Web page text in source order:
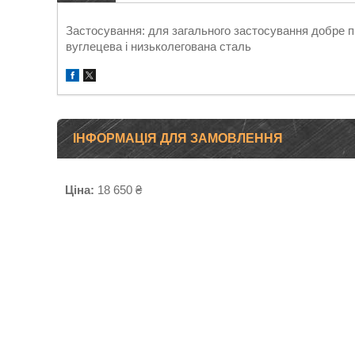
Застосування: для загального застосування добре
вуглецева і низьколегована сталь
ІНФОРМАЦІЯ ДЛЯ ЗАМОВЛЕННЯ
Ціна: 18 650 ₴